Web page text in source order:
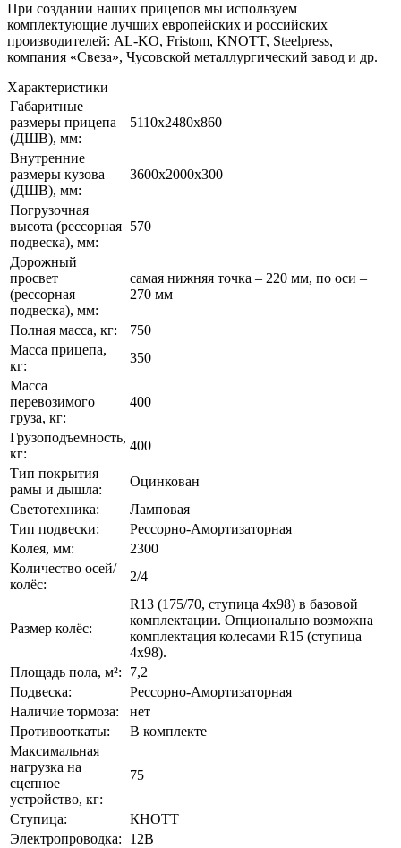
При создании наших прицепов мы используем
комплектующие лучших европейских и российских
производителей: AL-KO, Fristom, KNOTT, Steelpress,
компания «Свеза», Чусовской металлургический завод и др.
Характе­ристики
Габаритные
размеры прицепа
(ДШВ), мм:
5110x2480x860
Внутренние
размеры кузова
(ДШВ), мм:
3600x2000x300
Погрузочная
высота (рессорная
подвеска), мм:
570
Дорожный
просвет
(рессорная
подвеска), мм:
самая нижняя точка – 220 мм, по оси –
270 мм
Полная масса, кг:
750
Масса прицепа,
кг:
350
Масса
перевозимого
груза, кг:
400
Грузоподъемность,
кг:
400
Тип покрытия
рамы и дышла:
Оцинкован
Светотехника:
Ламповая
Тип подвески:
Рессорно-Амортизаторная
Колея, мм:
2300
Количество осей/
колёс:
2/4
Размер колёс:
R13 (175/70, ступица 4х98) в базовой
комплектации. Опционально возможна
комплектация колесами R15 (ступица
4x98).
Площадь пола, м²:
7,2
Подвеска:
Рессорно-Амортизаторная
Наличие тормоза:
нет
Противооткаты:
В комплекте
Максимальная
нагрузка на
сцепное
устройство, кг:
75
Ступица:
КНОТТ
Электропроводка:
12В